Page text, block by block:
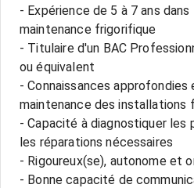
- Expérience de 5 à 7 ans
maintenance frigorifique
- Titulaire d'un BAC
ou équivalent
- Connaissances approfondies
maintenance des installations
- Capacité à diagnostiquer
les réparations nécessaires
- Rigoureux(se), autonome et
- Bonne capacité de